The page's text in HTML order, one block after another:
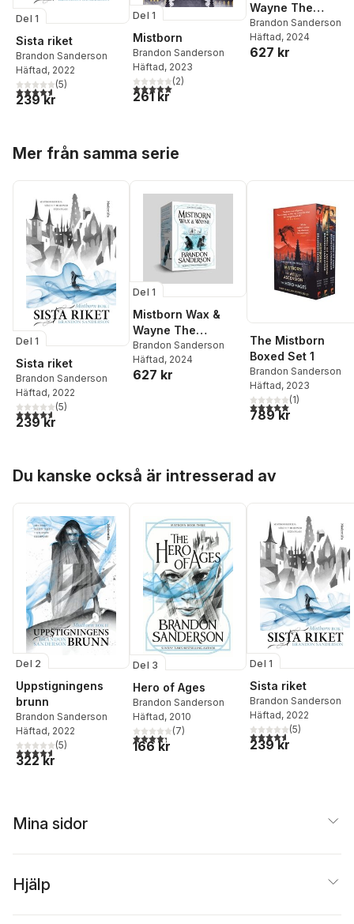
Del 1
Sista riket
Brandon Sanderson
Häftad, 2022
4,6utav 5 stjärnor. Totalt antal röster:
(5)
239 kr
Del 1
Mistborn
Brandon Sanderson
Häftad, 2023
5,0utav 5 stjärnor. Totalt antal röster:
(2)
261 kr
Wayne The
Complete Series
Brandon Sanderson
Häftad, 2024
627 kr
Mer från samma serie
Del 1
Sista riket
Brandon Sanderson
Häftad, 2022
4,6utav 5 stjärnor. Totalt antal röster:
(5)
239 kr
Del 1
Mistborn Wax &
Wayne The
Complete Series
Brandon Sanderson
Häftad, 2024
627 kr
The Mistborn
Boxed Set 1
Brandon Sanderson
Häftad, 2023
5,0utav 5 stjärnor.
(1)
789 kr
Du kanske också är intresserad av
Del 2
Uppstigningens
brunn
Brandon Sanderson
Häftad, 2022
4,6utav 5 stjärnor. Totalt antal röster:
(5)
322 kr
Del 3
Hero of Ages
Brandon Sanderson
Häftad, 2010
4,3utav 5 stjärnor. Totalt antal röster:
(7)
166 kr
Del 1
Sista riket
Brandon Sanderson
Häftad, 2022
4,6utav 5 stjärnor.
(5)
239 kr
Mina sidor
Hjälp